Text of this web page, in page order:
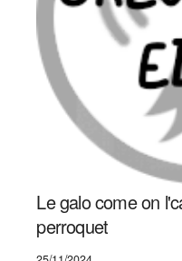
Le galo come on
perroquet